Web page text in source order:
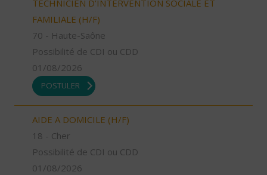
TECHNICIEN D’INTERVENTION SOCIALE ET
FAMILIALE (H/F)
70 - Haute-Saône
Possibilité de CDI ou CDD
01/08/2026
POSTULER
AIDE A DOMICILE (H/F)
18 - Cher
Possibilité de CDI ou CDD
01/08/2026